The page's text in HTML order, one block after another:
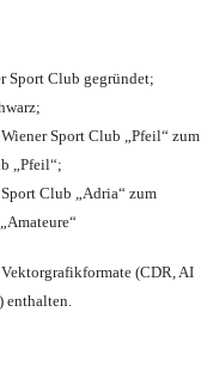
Sport Club gegründet;
Sport Club „Pfeil“ zum
„Pfeil“;
Club „Adria“ zum
(CDR, AI
enthalten.